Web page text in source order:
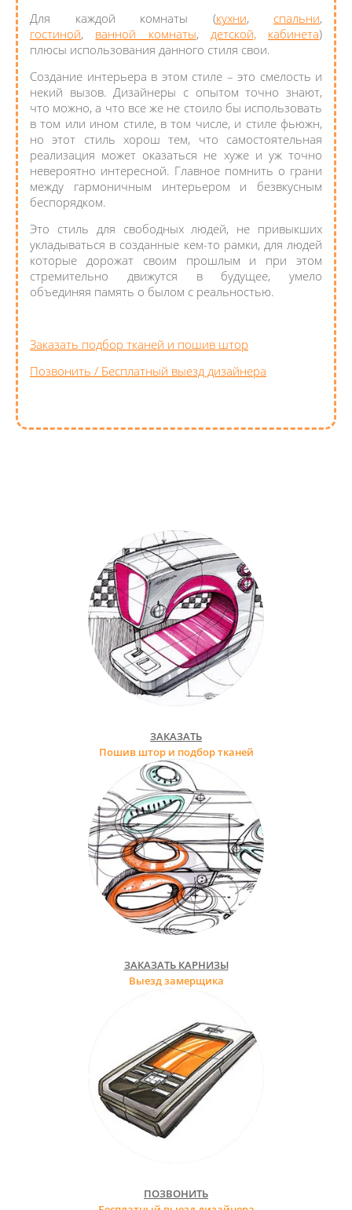
Для каждой комнаты (кухни, спальни,
гостиной, ванной комнаты, детской, кабинета)
плюсы использования данного стиля свои.
Создание интерьера в этом стиле – это смелость и
некий вызов. Дизайнеры с опытом точно знают,
что можно, а что все же не стоило бы использовать
в том или ином стиле, в том числе, и стиле фьюжн,
но этот стиль хорош тем, что самостоятельная
реализация может оказаться не хуже и уж точно
невероятно интересной. Главное помнить о грани
между гармоничным интерьером и безвкусным
беспорядком.
Это стиль для свободных людей, не привыкших
укладываться в созданные кем-то рамки, для людей
которые дорожат своим прошлым и при этом
стремительно движутся в будущее, умело
объединяя память о былом с реальностью.
Заказать подбор тканей и пошив штор
Позвонить / Бесплатный выезд дизайнера
ЗАКАЗАТЬ
Пошив штор и подбор тканей
ЗАКАЗАТЬ КАРНИЗЫ
Выезд замерщика
ПОЗВОНИТЬ